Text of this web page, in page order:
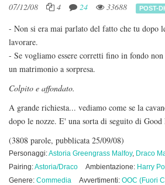
07/12/08 4 24 33688 POST-
- Non si era mai parlato del fatto che tu dopo
lavorare.
- Se vogliamo essere corretti fino in fondo
un matrimonio a sorpresa.
Colpito e affondato.
A grande richiesta... vediamo come se la
dopo le nozze. E' una sorta di seguito di
(3808 parole, pubblicata 25/09/08)
Personaggi:Astoria Greengrass Malfoy, Draco
Pairing:Astoria/Draco Ambientazione: Harry
Genere: Commedia Avvertimenti: OOC (Fuori